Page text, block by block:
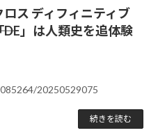
ス ディフィニティブ
DE」は人類史を追体験
20250529075
続きを読む